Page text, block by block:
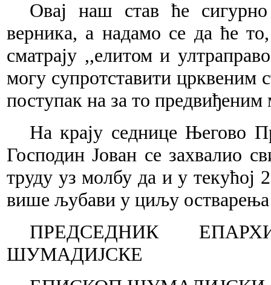
Овај наш став ће
верника, а надамо се да ће
сматрају ,,елитом и
могу супротставити црквеним
поступак на за то предвиђеним
На крају седнице Његово
Господин Јован се захвалио
труду уз молбу да и у текућој
више љубави у циљу остварења
ПРЕДСЕДНИК
ШУМАДИЈСКЕ